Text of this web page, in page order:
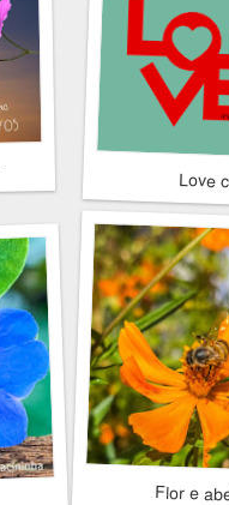
Love
Flor e